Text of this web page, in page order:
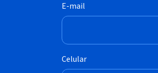
E-mail
Celular